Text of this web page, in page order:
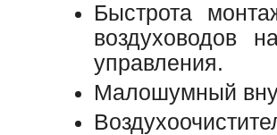
Быстрота
воздуховодов
управления.
Малошумный